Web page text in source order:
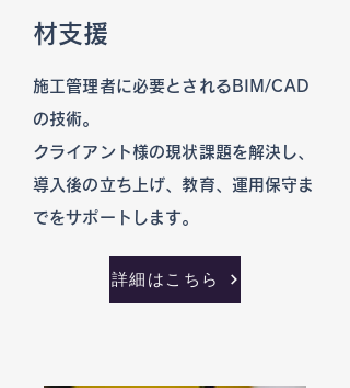
材支援
施工管理者に必要とされるBIM/CAD
の技術。
クライアント様の現状課題を解決し、
導入後の立ち上げ、教育、運用保守ま
でをサポートします。
詳細はこちら